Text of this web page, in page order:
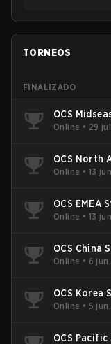
TORNEOS
FINALIZADO
OCS
Online • 29
OCS North
Online • 13
OCS EMEA
Online • 13
OCS China
Online • 6
OCS Korea
Online • 5
OCS Pacific